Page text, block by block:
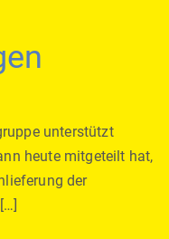
unterstützt
heute mitgeteilt hat,
der